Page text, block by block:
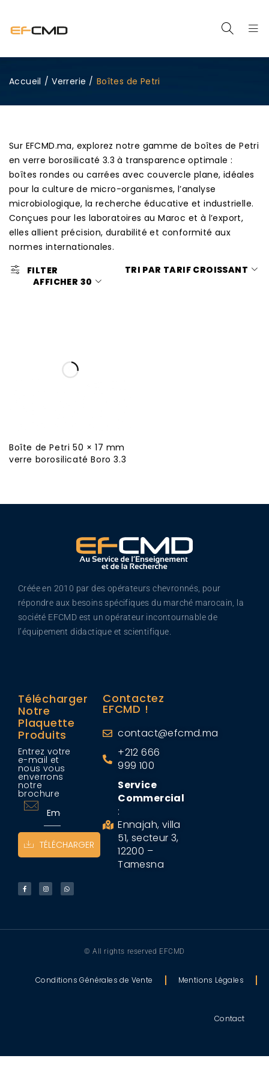
Accueil / Verrerie / Boîtes de Petri
Sur EFCMD.ma, explorez notre gamme de boîtes de Petri
en verre borosilicaté 3.3 à transparence optimale :
boîtes rondes ou carrées avec couvercle plane, idéales
pour la culture de micro-organismes, l’analyse
microbiologique, la recherche éducative et industrielle.
Conçues pour les laboratoires au Maroc et à l’export,
elles allient précision, durabilité et conformité aux
normes internationales.
FILTER
TRI PAR TARIF CROISSANT
AFFICHER 30
Boîte de Petri 50 × 17 mm
verre borosilicaté Boro 3.3
Créée en 2010 par des opérateurs chevronnés, pour
répondre aux besoins spécifiques du marché marocain, la
société EFCMD est un opérateur incontournable de
l’équipement didactique et scientifique.
Télécharger
Notre
Plaquette
Produits
Entrez votre
e-mail et
nous vous
enverrons
notre
brochure
TÉLÉCHARGER
Contactez
EFCMD !
contact@efcmd.ma
+212 666
999 100
Service
Commercial
:
Ennajah, villa
51, secteur 3,
12200 –
Tamesna
© All rights reserved EFCMD
Conditions Générales de Vente Mentions Légales
Contact